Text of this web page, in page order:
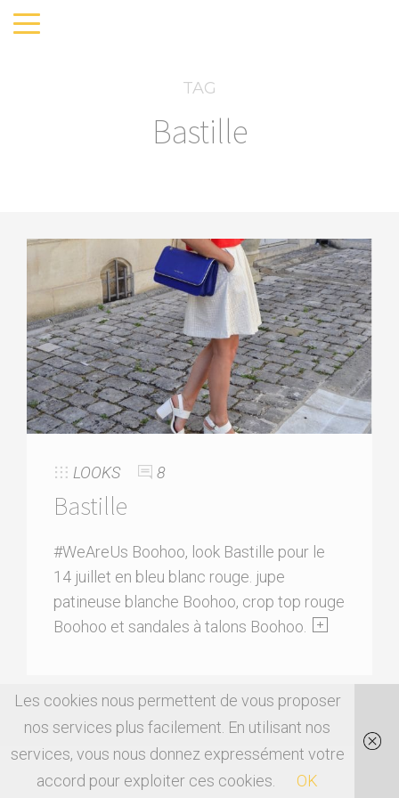
TAG
Bastille
LOOKS 8
Bastille
#WeAreUs Boohoo, look Bastille pour le
14 juillet en bleu blanc rouge. jupe
patineuse blanche Boohoo, crop top rouge
Boohoo et sandales à talons Boohoo.
Les cookies nous permettent de vous proposer
nos services plus facilement. En utilisant nos
services, vous nous donnez expressément votre
accord pour exploiter ces cookies.
OK